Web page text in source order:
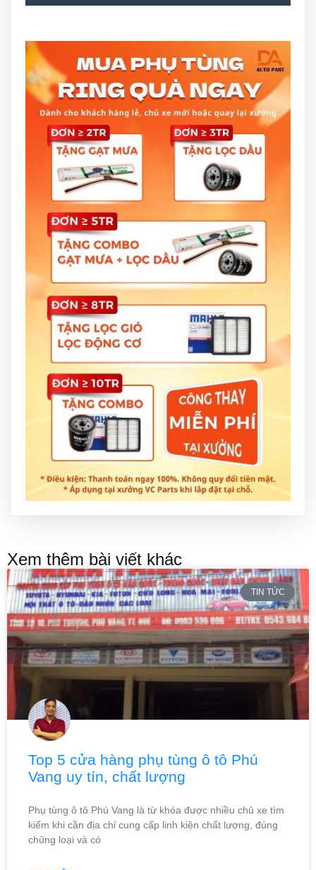
Xem thêm bài viết khác
TIN TỨC
Top 5 cửa hàng phụ tùng ô tô Phú
Vang uy tín, chất lượng
Phụ tùng ô tô Phú Vang là từ khóa được nhiều chủ xe tìm
kiếm khi cần địa chỉ cung cấp linh kiện chất lượng, đúng
chủng loại và có